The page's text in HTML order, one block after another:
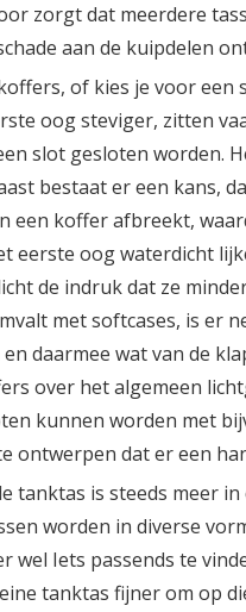
zorgt dat meerdere
aan de kuipdelen
of kies je voor
oog steviger, zitten
slot gesloten worden.
bestaat er een kans,
een koffer afbreekt,
eerste oog waterdicht
de indruk dat ze
met softcases, is er
daarmee wat van de
over het algemeen
kunnen worden met
ontwerpen dat er een
tanktas is steeds meer
worden in diverse
wel Iets passends te
tanktas fijner om op